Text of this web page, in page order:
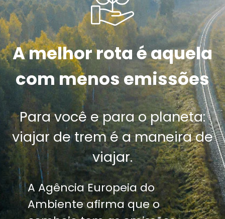
A melhor rota é aquela
com menos emissões
Para você e para o planeta:
viajar de trem é a maneira de
viajar.
A Agência Europeia do
Ambiente afirma que o